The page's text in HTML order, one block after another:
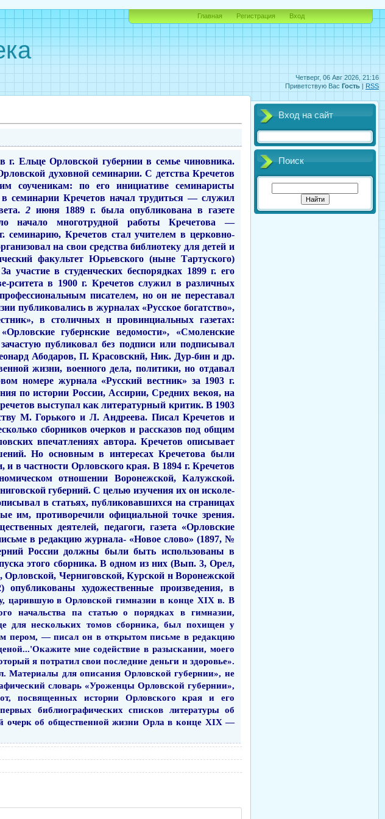
Четверг, 06 Авг 2026, 21:16
Приветствую Вас Гость | RSS
Главная Регистрация Вход
г. Ельце Орловской губернии в семьечиновника.
духовной семина­рии. С детства Кречетов
соучени­кам: по его инициативе семинаристы
семинарии Кречетов начал трудиться — служил
2 июня 1889 г. была опубликована в газете
начало многотруд­ной работы Кречетова —
семинарию, Кречетов стал учителем в церковно-
на свои средства библиотеку для детей и
факультет Юрьевского (ныне Тартуского)
За участиевстуденческих бес­порядках 1899 г. его
рситета в 1900 г. Кречетов служил в различных
писателем, но он не переставал
публиковались в журналах «Русское богатство»,
в столичных н провинциальных газетах:
губерн­ские ведомости», «Смоленские
публиковал без подписи или подписывал
Абодаров, П. Красовскнй, Ник. Дур-бин и др.
жизни, военного дела, политики, но отдавал
номере журнала «Русский вестник» за 1903 г.
по истории Рос­сии, Ассирии, Средних векоя, на
выступал как литературный критик. В 1903
М. Горького и Л. Андреева. Писал Кречетов и
сборников очерков и рассказов под общим
впечатлениях автора. Кречетов описывает
Но основным в интересах Кречетова были
в частности Ор­ловского края. В 1894 г. Кречетов
отношении Воронежской, Ка­лужской.
губерний. С целью изучения их он исколе­
в статьях, публиковавшихся на страницах
им, про­тиворечили официальной точке зрения.
деятелей, педагоги, газета «Орловские
в ре­дакцию журнала- «Новое слово» (1897, №
России должны были быть использованы в
этого сборника. В од­ном из них (Вып. 3, Орел,
Орловской, Черниговской, Кур­ской нВоронежской
художественные произведения, в
царившуюв Орловской гимназии в конце XIX в. В
начальства па статью о порядках в гимназии,
для нескольких томов сбор­ника, был похищен у
пером, — писал он в открытом пись­ме в редакцию
мне содействие в разыскании, моего
я потратил свои последние деньги нздо­ровье».
Материалы для описания Орловской губернии», не
словарь «Уроженцы Орловской губернии»,
посвященных истории Орловского края и его
библиографи­ческих списков литературы об
очерк об общественной жизни Орлав конце XIX —
Вход на сайт
Поиск